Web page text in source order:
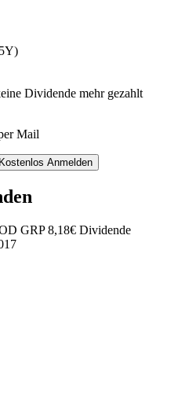
Dividende mehr gezahlt
Mail
Kostenlos Anmelden
GRP8,18€ Dividende